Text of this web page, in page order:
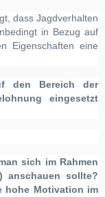
dass Jagdverhalten
in Bezug auf
Eigenschaften eine
den Bereich der
eingesetzt
sich im Rahmen
anschauen sollte?
hohe Motivation im